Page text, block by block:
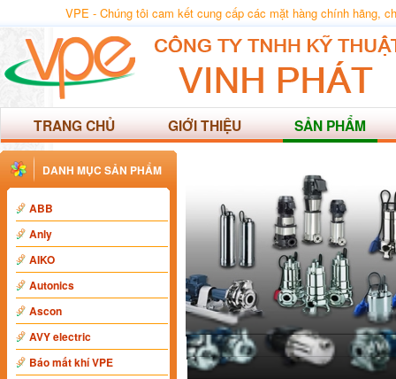
VPE - Chúng tôi cam kết cung cấp các mặt hàng chính hãng,
TRANG CHỦ GIỚI THIỆU SẢN PHẨM
DANH MỤC SẢN PHẨM
ABB
Anly
AIKO
Autonics
Ascon
AVY electric
Báo mất khí VPE